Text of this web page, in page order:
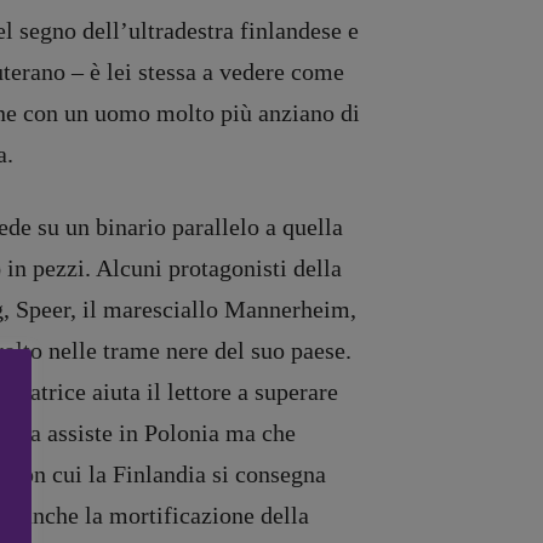
segno dell’ultradestra finlandese e
– è lei stessa a vedere come
con un uomo molto più anziano di
su un binario parallelo a quella
pezzi. Alcuni protagonisti della
Speer, il maresciallo Mannerheim,
nelle trame nere del suo paese.
aiuta il lettore a superare
assiste in Polonia ma che
cui la Finlandia si consegna
anche la mortificazione della